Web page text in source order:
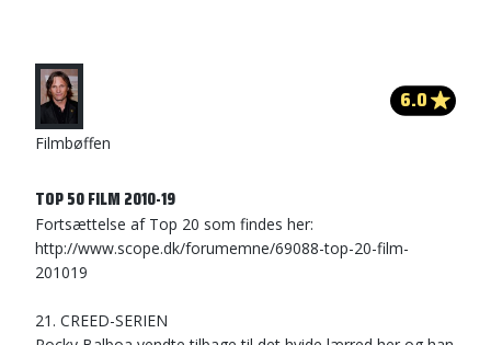
Filmbøffen
6.0
TOP 50 FILM 2010-19
Fortsættelse af Top 20 som findes her:
http://www.scope.dk/forumemne/69088-top-20-film-
201019
21. CREED-SERIEN